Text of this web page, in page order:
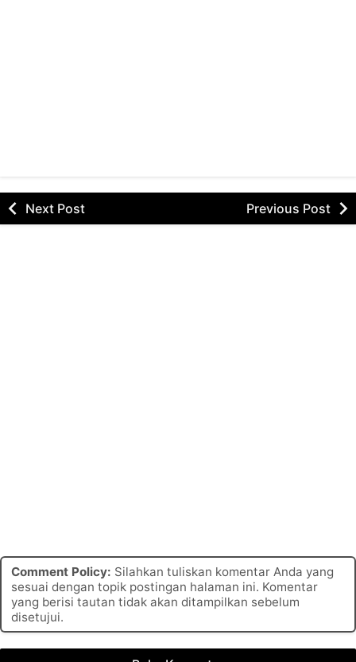
Next Post Previous Post
Comment Policy: Silahkan tuliskan komentar Anda yang
sesuai dengan topik postingan halaman ini. Komentar
yang berisi tautan tidak akan ditampilkan sebelum
disetujui.